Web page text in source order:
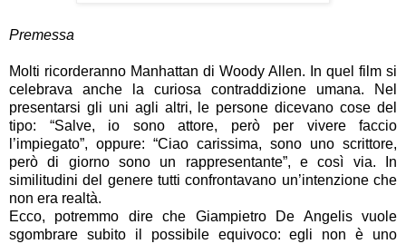
Premessa
Molti ricorderanno Manhattan di Woody Allen. In quel film si
celebrava anche la curiosa contraddizione umana. Nel
presentarsi gli uni agli altri, le persone dicevano cose del
tipo: “Salve, io sono attore, però per vivere faccio
l’impiegato”, oppure: “Ciao carissima, sono uno scrittore,
però di giorno sono un rappresentante”, e così via. In
similitudini del genere tutti confrontavano un’intenzione che
non era realtà.
Ecco, potremmo dire che Giampietro De Angelis vuole
sgombrare subito il possibile equivoco: egli non è uno